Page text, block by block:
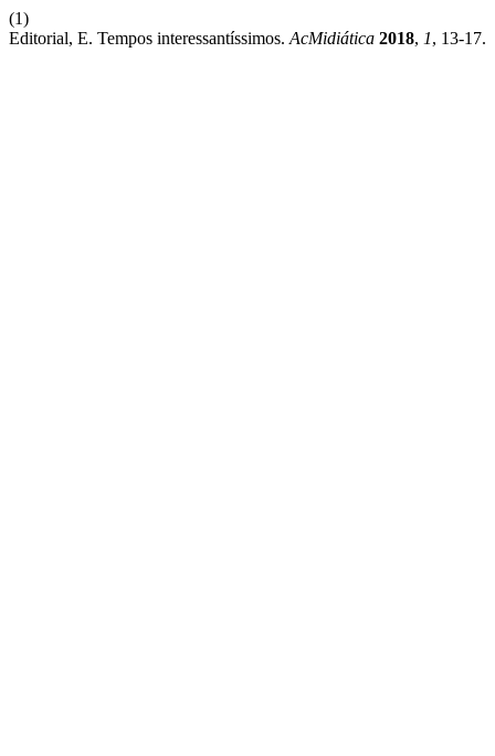
(1)
Editorial, E. Tempos interessantíssimos. AcMidiática 2018, 1, 13-17.